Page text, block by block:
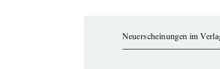
Neuerscheinungen im